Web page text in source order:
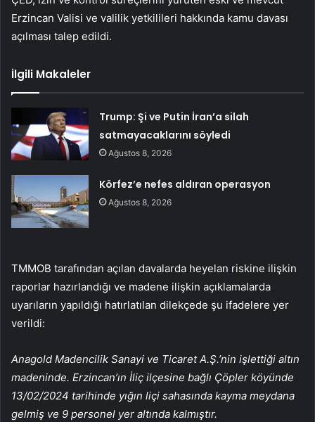
Erzincan Valisi ve valilik yetkilileri hakkında kamu davası
açılması talep edildi.
İlgili Makaleler
Trump: Şi ve Putin İran’a silah
satmayacaklarını söyledi
Ağustos 8, 2026
Körfez’e nefes aldıran operasyon
Ağustos 8, 2026
TMMOB tarafından açılan davalarda heyelan riskine ilişkin
raporlar hazırlandığı ve madene ilişkin açıklamalarda
uyarıların yapıldığı hatırlatılan dilekçede şu ifadelere yer
verildi:
Anagold Madencilik Sanayi ve Ticaret A.Ş.’nin işlettiği altın
madeninde. Erzincan’ın İliç ilçesine bağlı Çöpler köyünde
13/02/2024 tarihinde yığın liçi sahasında kayma meydana
gelmiş ve 9 personel yer altında kalmıştır.